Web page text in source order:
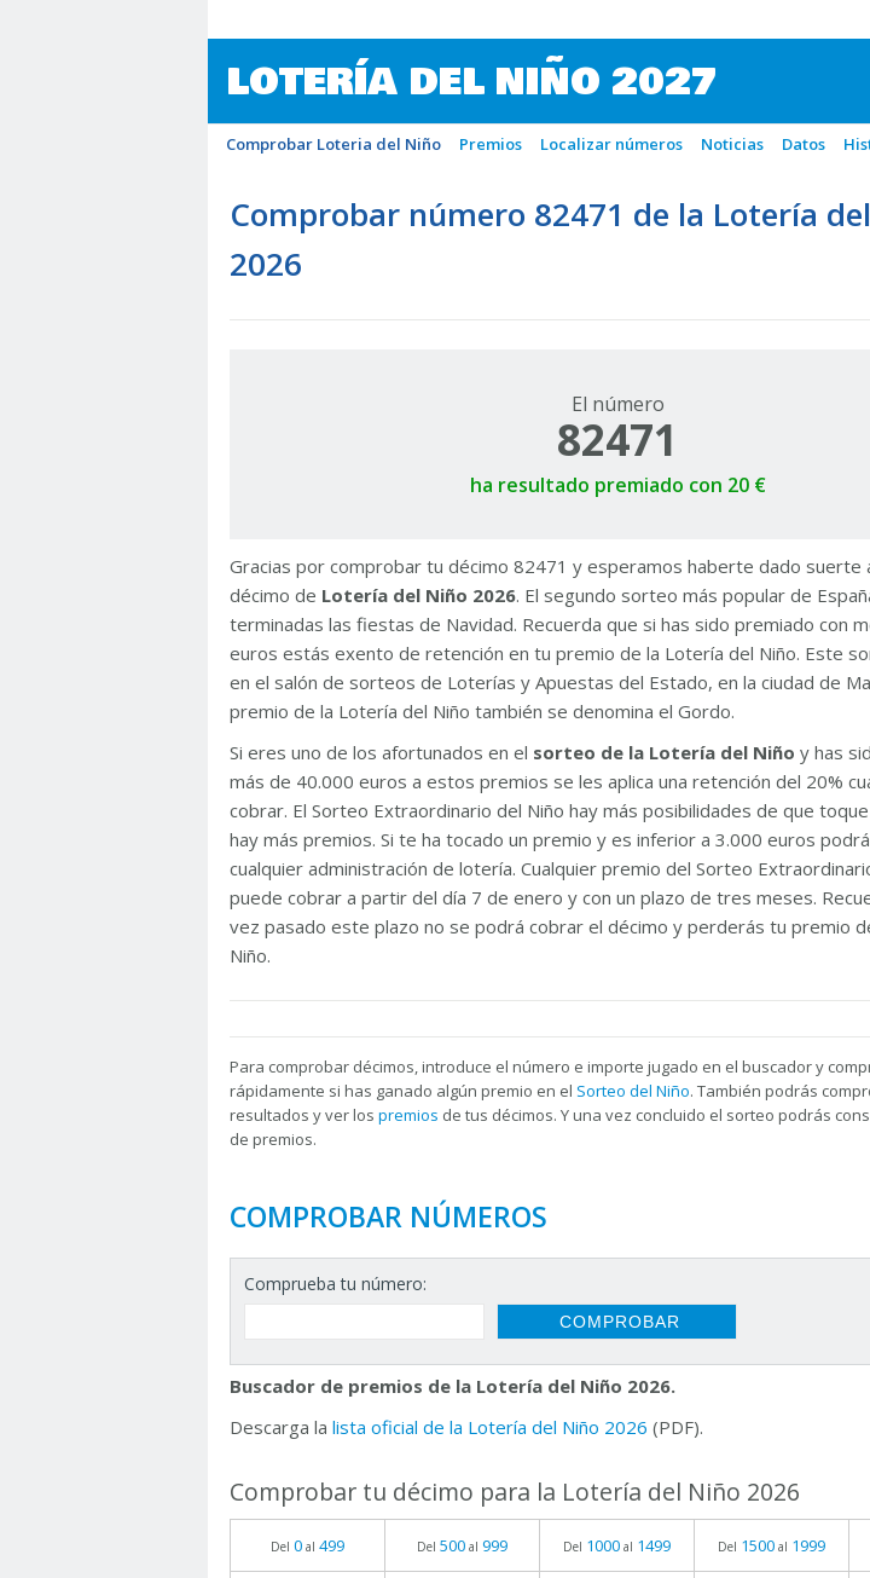
LOTERÍA DEL NIÑO 2027
Comprobar Loteria del Niño Premios Localizar números Noticias Datos
Comprobar número 82471 de la Lotería
2026
El número
82471
ha resultado premiado con 20 €
Gracias por comprobar tu décimo 82471 y esperamos haberte dado suerte
décimo de Lotería del Niño 2026. El segundo sorteo más popular de
terminadas las fiestas de Navidad. Recuerda que si has sido premiado con
euros estás exento de retención en tu premio de la Lotería del Niño. Este
en el salón de sorteos de Loterías y Apuestas del Estado, en la ciudad de
premio de la Lotería del Niño también se denomina el Gordo.
Si eres uno de los afortunados en el sorteo de la Lotería del Niño y has
más de 40.000 euros a estos premios se les aplica una retención del 20%
cobrar. El Sorteo Extraordinario del Niño hay más posibilidades de que
hay más premios. Si te ha tocado un premio y es inferior a 3.000 euros
cualquier administración de lotería. Cualquier premio del Sorteo
puede cobrar a partir del día 7 de enero y con un plazo de tres meses.
vez pasado este plazo no se podrá cobrar el décimo y perderás tu premio
Niño.
Para comprobar décimos, introduce el número e importe jugado en el buscador y
rápidamente si has ganado algún premio en el Sorteo del Niño. También podrás
resultados y ver los premios de tus décimos. Y una vez concluido el sorteo podrás
de premios.
COMPROBAR NÚMEROS
Comprueba tu número:
Buscador de premios de la Lotería del Niño 2026.
Descarga la lista oficial de la Lotería del Niño 2026 (PDF).
Comprobar tu décimo para la Lotería del Niño 2026
Del 0 al 499 Del 500 al 999 Del 1000 al 1499 Del 1500 al 1999